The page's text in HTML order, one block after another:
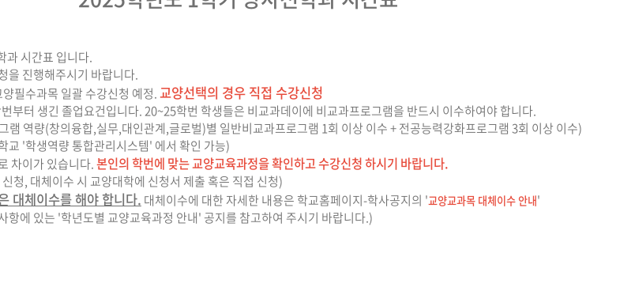
과 시간표 입니다.
을 진행해주시기 바랍니다.
필수과목 일괄 수강신청 예정.교양선택의 경우 직접 수강신청
부터 생긴 졸업요건입니다. 20~25학번 학생들은 비교과데이에 비교과프로그램을 반드시 이수하여야 합니다.
램 역량(창의융합,실무,대인관계,글로벌)별 일반비교과프로그램 1회 이상 이수 + 전공능력강화프로그램 3회 이상 이수)
교 '학생역량 통합관리시스템' 에서 확인 가능)
차이가 있습니다.본인의 학번에 맞는 교양교육과정을 확인하고 수강신청 하시기 바랍니다.
청, 대체이수 시 교양대학에 신청서 제출 혹은 직접 신청)
대체이수를 해야 합니다. 대체이수에 대한 자세한 내용은 학교홈페이지-학사공지의 '교양교과목 대체이수 안내'
항에 있는 '학년도별 교양교육과정 안내' 공지를 참고하여 주시기 바랍니다.)